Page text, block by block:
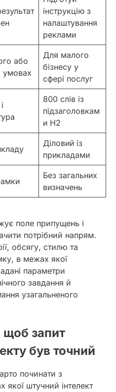
інструкцію з
налаштування
реклами
або
умовах
Для малого
бізнесу у
сфері послуг
800 слів із
підзаголовкам
и Н2
Діловий із
прикладами
Без загальних
визначень
поле припущень і
потрібний напрям.
обсягу, стилю та
в межах якої
параметри
завдання й
узагальненого
щоб запит
був точний
починати з
якої штучний інтелект